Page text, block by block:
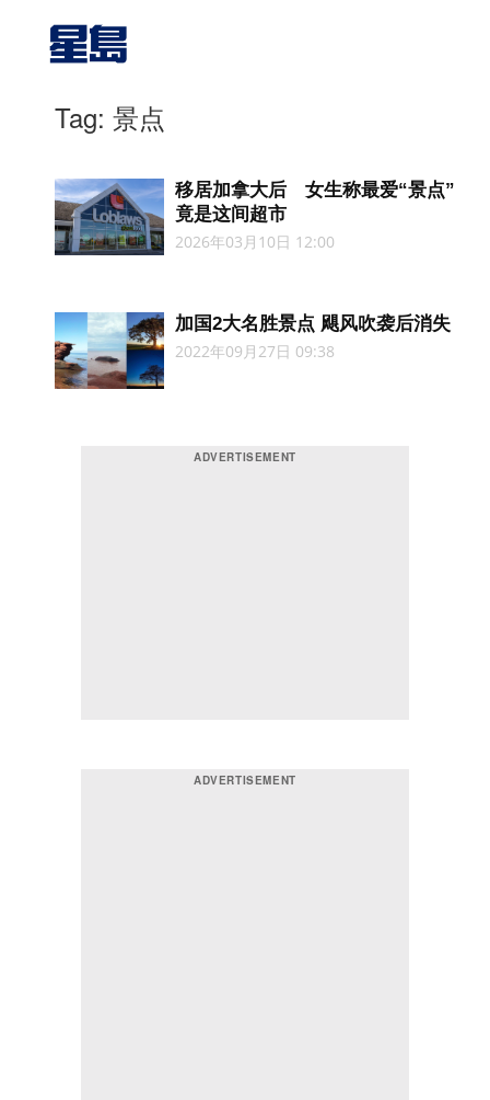
Tag: 景点
移居加拿大后 女生称最爱“景点”
竟是这间超市
2026年03月10日 12:00
加国2大名胜景点 飓风吹袭后消失
2022年09月27日 09:38